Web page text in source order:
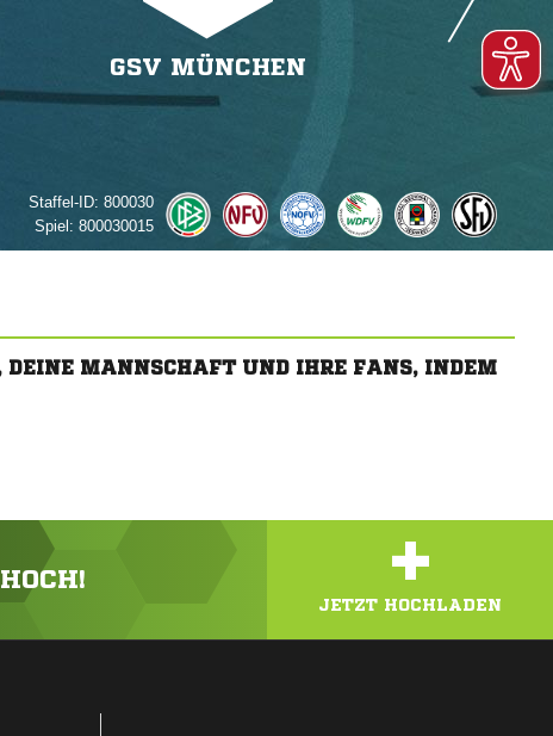
GSV MÜNCHEN
Staffel-ID: 800030
Spiel: 800030015
DEINE MANNSCHAFT UND IHRE FANS, INDEM
+
JETZT HOCHLADEN